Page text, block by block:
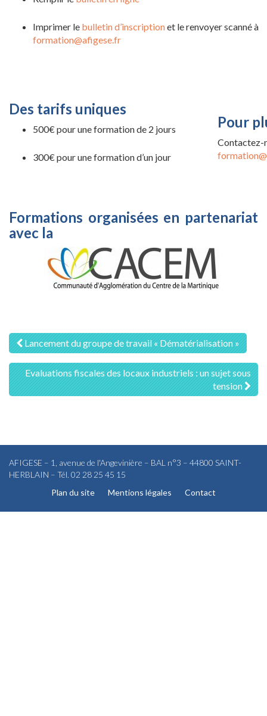
Imprimer le bulletin d’inscriptionet le renvoyer scanné à
formation@afigese.fr
Des tarifs uniques
500€ pour une formation de 2 jours
300€ pour une formation d’un jour
Pour
Formations organisées en partenariat
avec la
Navigation
des
articles
Lancement du groupe de travail « Dématérialisation »
Evaluations fiscales des locaux industriels : un sujet sous
tension
AFIGESE – 1, avenue de l'Angevinière – BAL n°3 – 44800 SAINT-
HERBLAIN – Tél. 02 28 25 45 15
Plan du site
Mentions légales Contact